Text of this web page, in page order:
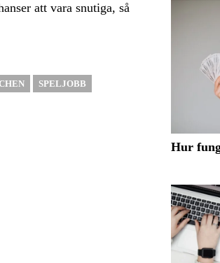
att vara snutiga, så
SPELJOBB
Hur